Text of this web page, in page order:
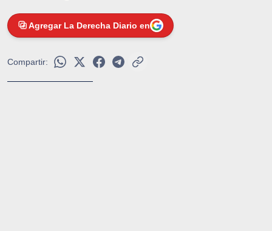
Agregar La Derecha Diario en
Compartir: